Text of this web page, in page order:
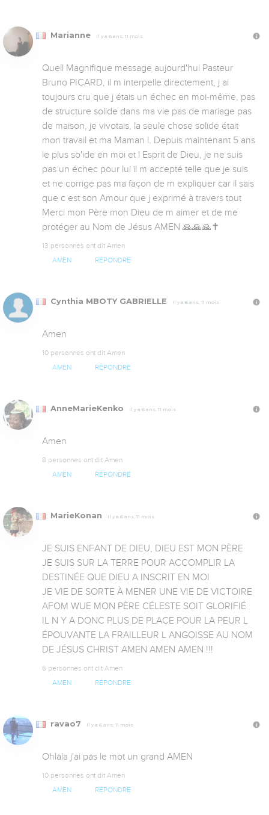
Marianne Il y a 6 ans, 11 mois
Quell Magnifique message aujourd'hui Pasteur
Bruno PICARD, il m interpelle directement, j ai
toujours cru que j étais un échec en moi-même, pas
de structure solide dans ma vie pas de mariage pas
de maison, je vivotais, la seule chose solide était
mon travail et ma Maman l. Depuis maintenant 5 ans
le plus so'ide en moi et l Esprit de Dieu, je ne suis
pas un échec pour lui il m accepté telle que je suis
et ne corrige pas ma façon de m expliquer car il sais
que c est son Amour que j exprimé à travers tout
Merci mon Père mon Dieu de m aimer et de me
protéger au Nom de Jésus AMEN 🙏🙏🙏✝️
13 personnes ont dit Amen
AMEN RÉPONDRE
Cynthia MBOTY GABRIELLE Il y a 6 ans, 11 mois
Amen
10 personnes ont dit Amen
AMEN RÉPONDRE
AnneMarieKenko Il y a 6 ans, 11 mois
Amen
8 personnes ont dit Amen
AMEN RÉPONDRE
MarieKonan Il y a 6 ans, 11 mois
JE SUIS ENFANT DE DIEU, DIEU EST MON PÈRE
JE SUIS SUR LA TERRE POUR ACCOMPLIR LA
DESTINÉE QUE DIEU A INSCRIT EN MOI
JE VIE DE SORTE À MENER UNE VIE DE VICTOIRE
AFOM WUE MON PÈRE CÉLESTE SOIT GLORIFIÉ
IL N Y A DONC PLUS DE PLACE POUR LA PEUR L
ÉPOUVANTE LA FRAILLEUR L ANGOISSE AU NOM
DE JÉSUS CHRIST AMEN AMEN AMEN !!!
6 personnes ont dit Amen
AMEN RÉPONDRE
ravao7 Il y a 6 ans, 11 mois
Ohlala j'ai pas le mot un grand AMEN
10 personnes ont dit Amen
AMEN RÉPONDRE